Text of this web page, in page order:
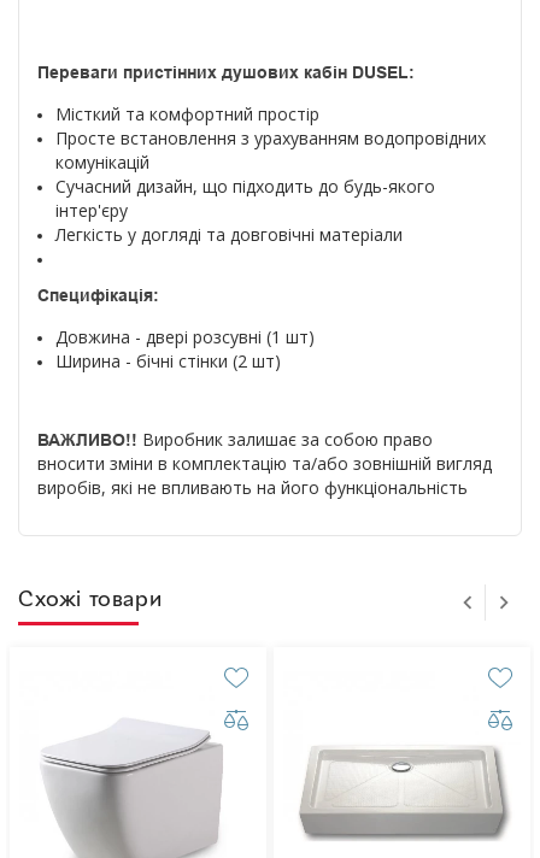
Переваги пристінних душових кабін DUSEL:
Місткий та комфортний простір
Просте встановлення з урахуванням водопровідних
комунікацій
Сучасний дизайн, що підходить до будь-якого
інтер'єру
Легкість у догляді та довговічні матеріали
Специфікація:
Довжина - двері розсувні (1 шт)
Ширина - бічні стінки (2 шт)
ВАЖЛИВО!! Виробник залишає за собою право
вносити зміни в комплектацію та/або зовнішній вигляд
виробів, які не впливають на його функціональність
Схожі товари